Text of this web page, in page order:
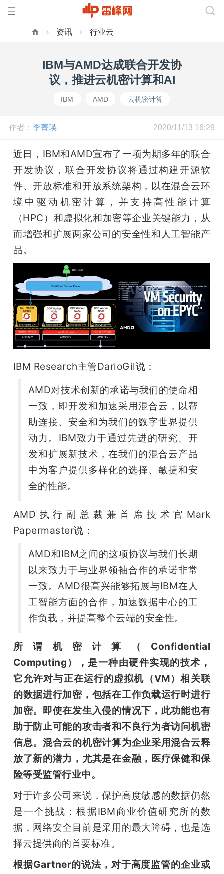
网
活
动
中
GAIR
专
题
机
资讯 行业云
IBM与AMD达成联合开发协
议，推进云机密计算和AI
IBM AMD 云机密计算
作者： 李菁瑛 2020/11/13 16:29
近日，IBM和AMD宣布了一项为期多年的联合
开发协议，联合开发协议将通过构建开源软
件、开放标准和开放系统架构，以在混合云环
境中驱动机密计算，并支持高性能计算
（HPC）和虚拟化和加密等企业关键能力，从
而增强和扩展两家公司的安全性和人工智能产
品。
IBM Research主管DarioGil说：
AMD对技术创新的承诺与我们的使命相
一致，即开发和加速采用混合云，以帮
助连接、安全和为我们的数字世界提供
动力。IBM致力于通过先进的研究、开
发和扩展新技术，在我们的混合云产品
中为客户提供多样化的选择、敏捷和安
全的性能。
AMD执行副总裁兼首席技术官Mark
Papermaster说：
AMD和IBM之间的这项协议与我们长期
以来致力于与业界领袖合作的承诺非常
一致。AMD很高兴能够拓展与IBM在人
工智能方面的合作，加速数据中心的工
作负载，并提高整个云端的安全性。
所谓机密计算（Confidential
Computing），是一种由硬件实现的技术，
它允许对与正在运行的虚拟机（VM）相关联
的数据进行加密，包括在工作负载运行时进行
加密。即使在发生入侵的情况下，此功能也有
助于防止可能的攻击者和不良行为者访问机密
信息。混合云的机密计算为企业采用混合云释
放了新的潜力，尤其是在金融，医疗保健和保
险等受监管行业中。
对于许多公司来说，保护高度敏感的数据仍然
是一个挑战：根据IBM商业价值研究所的数
据，网络安全目前是采用的最大障碍，也是选
择云提供商的首要标准。
根据Gartner的说法，对于高度监管的企业或